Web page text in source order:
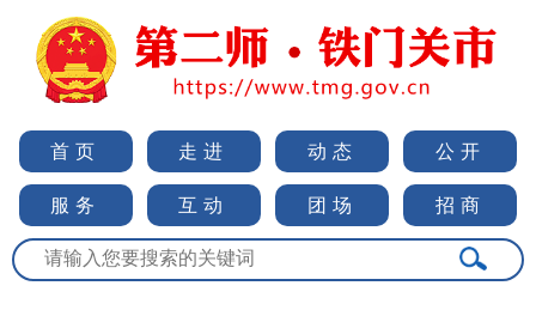
首页 走进 动态 公开
服务 互动 团场 招商